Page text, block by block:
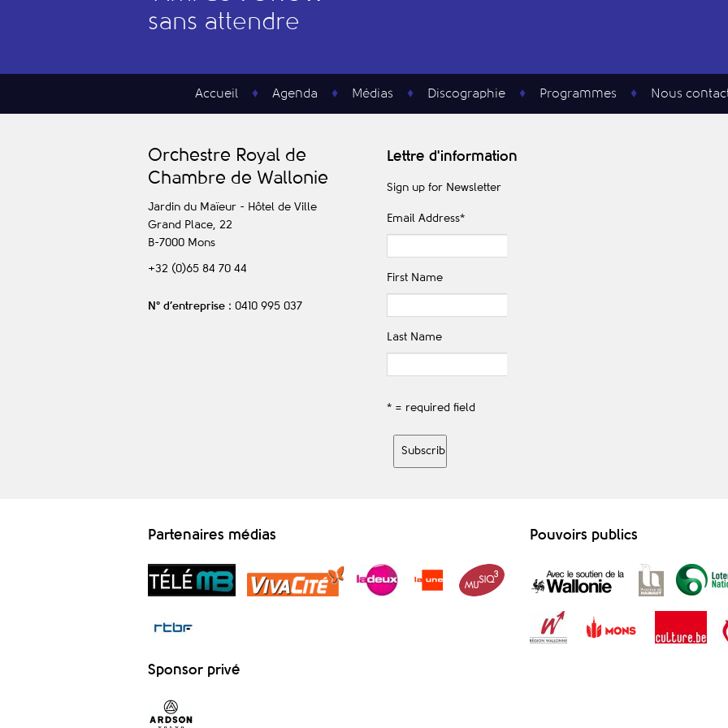
sans attendre
Accueil Agenda Médias Discographie Programmes Nous
Orchestre Royal de
Chambre de Wallonie
Jardin du Maïeur - Hôtel de Ville
Grand Place, 22
B-7000 Mons
+32 (0)65 84 70 44
N° d’entreprise : 0410 995 037
Lettre d'information
Sign up for Newsletter
Email Address*
First Name
Last Name
* = required field
Partenaires médias Pouvoirs publics
Sponsor privé